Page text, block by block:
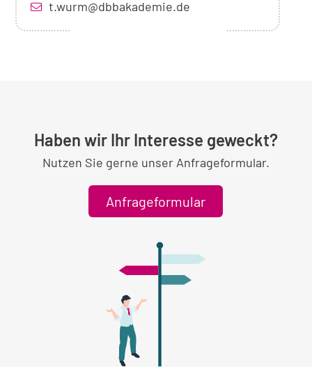
t.wurm@dbbakademie.de
Haben wir Ihr Interesse geweckt?
Nutzen Sie gerne unser Anfrageformular.
Anfrageformular